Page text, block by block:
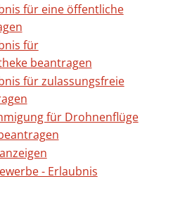
für eine öffentliche
für
beantragen
für zulassungsfreie
für Drohnenflüge
- Erlaubnis